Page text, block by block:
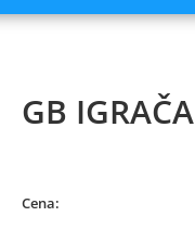
GB
Cena: